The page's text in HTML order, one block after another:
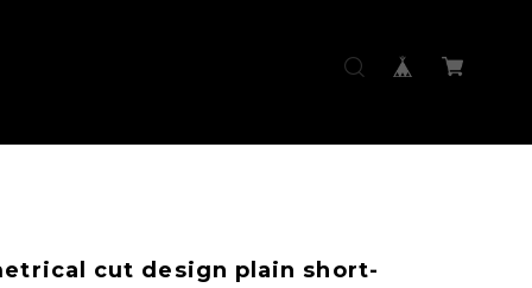
cut design plain short-